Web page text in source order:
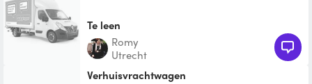
Te leen
Romy
Utrecht
verhuisvrachtwagen